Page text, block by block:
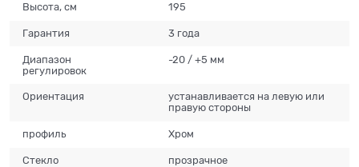
Высота, см 195
Гарантия 3 года
Диапазон
регулировок
-20 / +5 мм
Ориентация
устанавливается на левую или
правую стороны
профиль Хром
Стекло прозрачное